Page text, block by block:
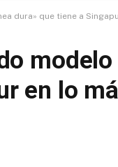
dura» que tiene a
modelo
en lo